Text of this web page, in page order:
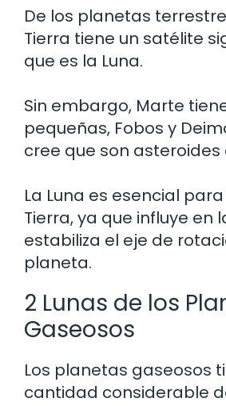
De los planetas
Tierra tiene un satélite
que es la Luna.
Sin embargo, Marte
pequeñas, Fobos y
cree que son
La Luna es esencial
Tierra, ya que influye en
estabiliza el eje de
planeta.
2 Lunas de los
Gaseosos
Los planetas gaseosos
cantidad considerable